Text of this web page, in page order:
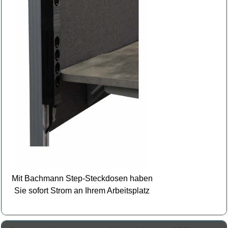
Mit Bachmann Step-Steckdosen haben
Sie sofort Strom an Ihrem Arbeitsplatz